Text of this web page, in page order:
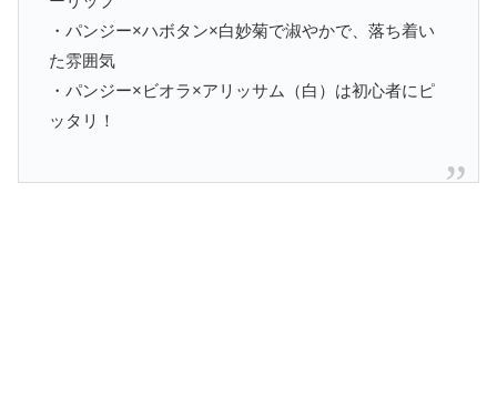
・パンジー×ハボタン×白妙菊で淑やかで、落ち着い
た雰囲気
・パンジー×ビオラ×アリッサム（白）は初心者にピ
ッタリ！